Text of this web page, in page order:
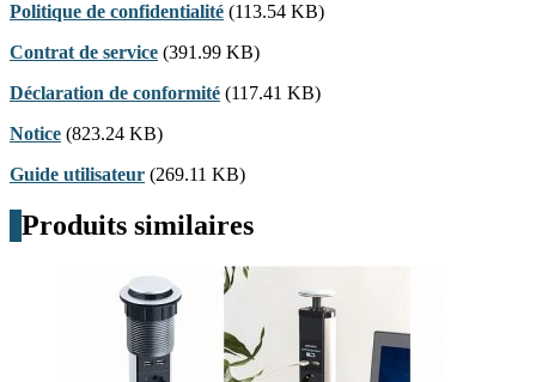
Politique de confidentialité (113.54 KB)
Contrat de service (391.99 KB)
Déclaration de conformité (117.41 KB)
Notice (823.24 KB)
Guide utilisateur (269.11 KB)
Produits similaires